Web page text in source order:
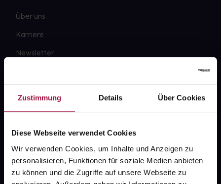
Zustimmung Details Über Cookies
Diese Webseite verwendet Cookies
Wir verwenden Cookies, um Inhalte und Anzeigen zu
personalisieren, Funktionen für soziale Medien anbieten
zu können und die Zugriffe auf unsere Webseite zu
Über uns
Karriere
Newsletter
Datenschutz
AGB
Impressum